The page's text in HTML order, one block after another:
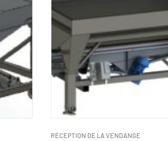
RÉCEPTION DE LA VENDANGE